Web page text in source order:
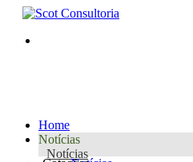
Home
Notícias
Notícias